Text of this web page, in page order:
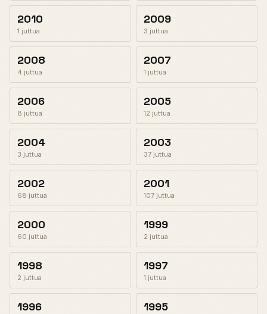
2010
1 juttua
2009
3 juttua
2008
4 juttua
2007
1 juttua
2006
8 juttua
2005
12 juttua
2004
3 juttua
2003
37 juttua
2002
68 juttua
2001
107 juttua
2000
60 juttua
1999
2 juttua
1998
2 juttua
1997
1 juttua
1996 1995